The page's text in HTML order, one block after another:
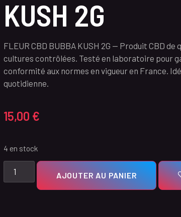
KUSH 2G
FLEUR CBD BUBBA KUSH 2G — Produit CBD
cultures contrôlées. Testé en laboratoire pour
conformité aux normes en vigueur en France.
quotidienne.
15,00 €
4 en stock
AJOUTER AU PANIER